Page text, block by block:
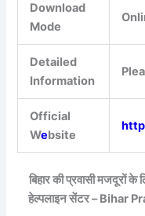
Download
Mode
Detailed
Information
Official
Website
बिहार की प्रवासी मजदूरों
हेल्पलाइन सेंटर – Bihar